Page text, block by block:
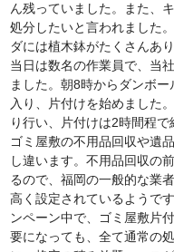
ん残っていました。また、
処分したいと言われました
ダには植木鉢がたくさんあ
当日は数名の作業員で、当
ました。朝8時からダンボ
入り、片付けを始めました
り行い、片付けは2時間程で
ゴミ屋敷の不用品回収や遺
し違います。不用品回収の
るので、福岡の一般的な業
高く設定されているようで
ンペーン中で、ゴミ屋敷片
要になっても、全て通常の